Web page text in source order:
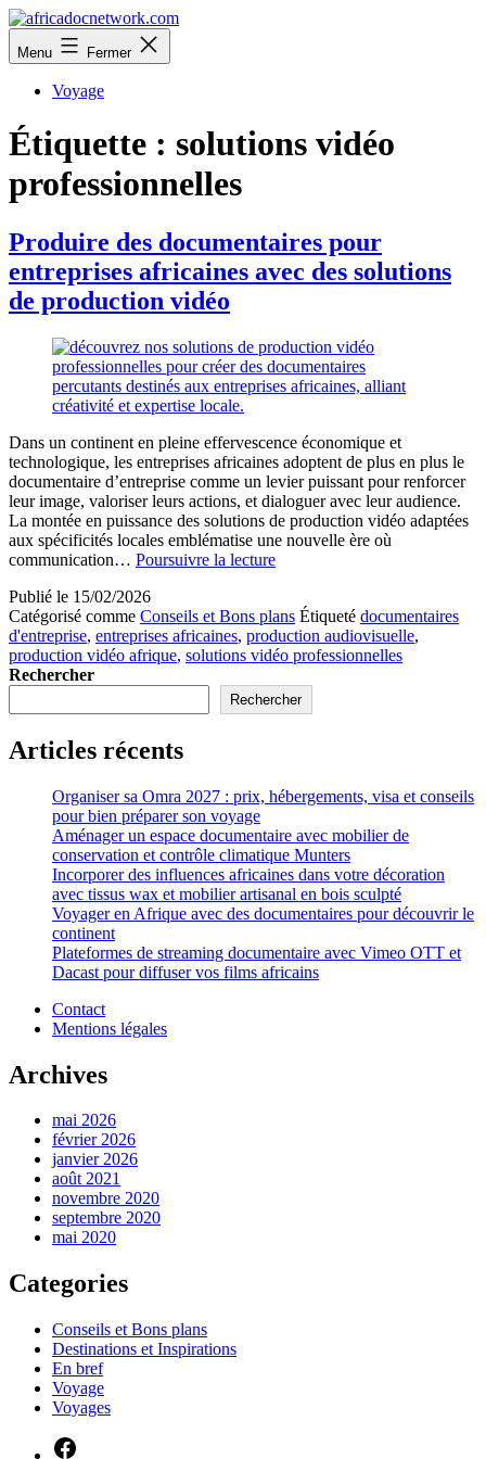
Aller
au
contenu
africadocnetwork.com
Menu Fermer
Voyage
Étiquette : solutions vidéo
professionnelles
Produire des documentaires pour
entreprises africaines avec des solutions
de production vidéo
Dans un continent en pleine effervescence économique et
technologique, les entreprises africaines adoptent de plus en plus le
documentaire d’entreprise comme un levier puissant pour renforcer
leur image, valoriser leurs actions, et dialoguer avec leur audience.
La montée en puissance des solutions de production vidéo adaptées
aux spécificités locales emblématise une nouvelle ère où
communication… Poursuivre la lectureProduire
pour
entreprises
africaines
des
solutions
Publié le 15/02/2026
Catégorisé comme Conseils et Bons plans Étiqueté documentaires
d'entreprise, entreprises africaines, production audiovisuelle,
production vidéo afrique, solutions vidéo professionnelles
Rechercher
Rechercher
Articles récents
Organiser sa Omra 2027 : prix, hébergements, visa et conseils
pour bien préparer son voyage
Aménager un espace documentaire avec mobilier de
conservation et contrôle climatique Munters
Incorporer des influences africaines dans votre décoration
avec tissus wax et mobilier artisanal en bois sculpté
Voyager en Afrique avec des documentaires pour découvrir le
continent
Plateformes de streaming documentaire avec Vimeo OTT et
Dacast pour diffuser vos films africains
Contact
Mentions légales
Archives
mai 2026
février 2026
janvier 2026
août 2021
novembre 2020
septembre 2020
mai 2020
Categories
Conseils et Bons plans
Destinations et Inspirations
En bref
Voyage
Voyages